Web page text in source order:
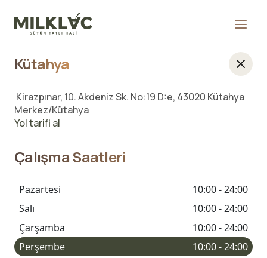
Kütahya
Kirazpınar, 10. Akdeniz Sk. No:19 D:e, 43020 Kütahya
Merkez/Kütahya
Yol tarifi al
Çalışma Saatleri
Pazartesi
10:00 - 24:00
Salı
10:00 - 24:00
Çarşamba
10:00 - 24:00
Perşembe
10:00 - 24:00